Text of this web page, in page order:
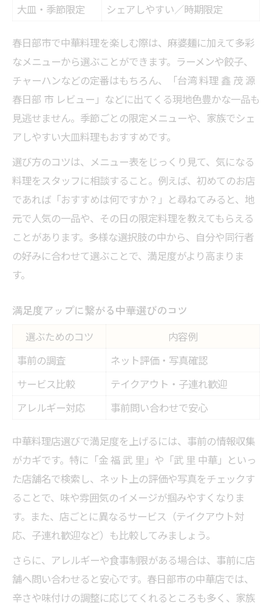
大皿・季節限定
シェアしやすい／時期限定
春日部市で中華料理を楽しむ際は、麻婆麺に加えて多彩
なメニューから選ぶことができます。ラーメンや餃子、
チャーハンなどの定番はもちろん、「台湾 料理 鑫 茂 源
春日部 市 レビュー」などに出てくる現地色豊かな一品も
見逃せません。季節ごとの限定メニューや、家族でシェ
アしやすい大皿料理もおすすめです。
選び方のコツは、メニュー表をじっくり見て、気になる
料理をスタッフに相談すること。例えば、初めてのお店
であれば「おすすめは何ですか？」と尋ねてみると、地
元で人気の一品や、その日の限定料理を教えてもらえる
ことがあります。多様な選択肢の中から、自分や同行者
の好みに合わせて選ぶことで、満足度がより高まりま
す。
満足度アップに繋がる中華選びのコツ
選ぶためのコツ
内容例
事前の調査
ネット評価・写真確認
サービス比較
テイクアウト・子連れ歓迎
アレルギー対応
事前問い合わせで安心
中華料理店選びで満足度を上げるには、事前の情報収集
がカギです。特に「金 福 武 里」や「武 里 中華」といっ
た店舗名で検索し、ネット上の評価や写真をチェックす
ることで、味や雰囲気のイメージが掴みやすくなりま
す。また、店ごとに異なるサービス（テイクアウト対
応、子連れ歓迎など）も比較してみましょう。
さらに、アレルギーや食事制限がある場合は、事前に店
舗へ問い合わせると安心です。春日部市の中華店では、
辛さや味付けの調整に応じてくれるところも多く、家族